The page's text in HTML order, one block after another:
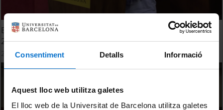
Consentiment Detalls Informació
Aquest lloc web utilitza galetes
El lloc web de la Universitat de Barcelona utilitza galetes
Benvinguda Doctorands/es de nou accés. Curs acadèmic
2022-2023
24 maig, 2023